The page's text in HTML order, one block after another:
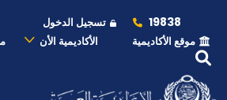
19838 تسجيل الدخول
موقع الأكاديمية
الأكاديمية الأن